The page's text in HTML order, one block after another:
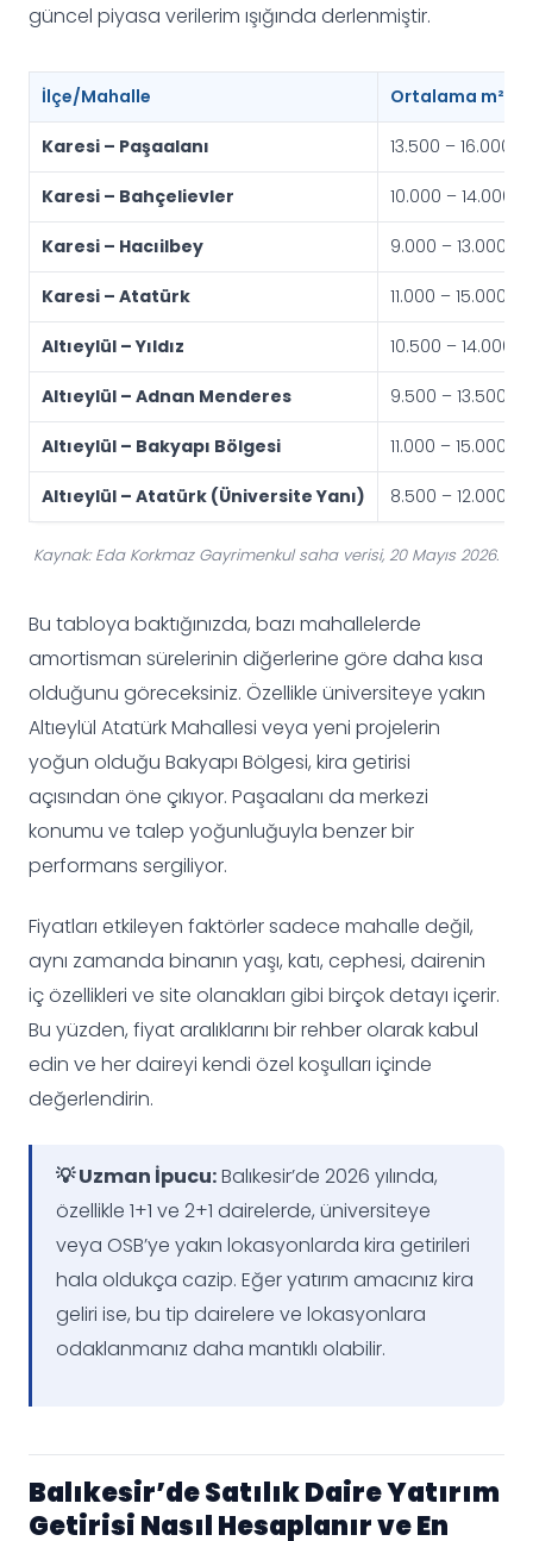
güncel piyasa verilerim ışığında derlenmiştir.
İlçe/Mahalle Ortalama m²
Karesi – Paşaalanı 13.500 – 16.000
Karesi – Bahçelievler 10.000 – 14.000
Karesi – Hacıilbey 9.000 – 13.000
Karesi – Atatürk 11.000 – 15.000
Altıeylül – Yıldız 10.500 – 14.000
Altıeylül – Adnan Menderes 9.500 – 13.500
Altıeylül – Bakyapı Bölgesi 11.000 – 15.000
Altıeylül – Atatürk (Üniversite Yanı) 8.500 – 12.000
Kaynak: Eda Korkmaz Gayrimenkul saha verisi, 20 Mayıs 2026.
Bu tabloya baktığınızda, bazı mahallelerde
amortisman sürelerinin diğerlerine göre daha kısa
olduğunu göreceksiniz. Özellikle üniversiteye yakın
Altıeylül Atatürk Mahallesi veya yeni projelerin
yoğun olduğu Bakyapı Bölgesi, kira getirisi
açısından öne çıkıyor. Paşaalanı da merkezi
konumu ve talep yoğunluğuyla benzer bir
performans sergiliyor.
Fiyatları etkileyen faktörler sadece mahalle değil,
aynı zamanda binanın yaşı, katı, cephesi, dairenin
iç özellikleri ve site olanakları gibi birçok detayı içerir.
Bu yüzden, fiyat aralıklarını bir rehber olarak kabul
edin ve her daireyi kendi özel koşulları içinde
değerlendirin.
💡 Uzman İpucu:Balıkesir’de 2026 yılında,
özellikle 1+1 ve 2+1 dairelerde, üniversiteye
veya OSB’ye yakın lokasyonlarda kira getirileri
hala oldukça cazip. Eğer yatırım amacınız kira
geliri ise, bu tip dairelere ve lokasyonlara
odaklanmanız daha mantıklı olabilir.
Balıkesir’de Satılık Daire Yatırım
Getirisi Nasıl Hesaplanır ve En